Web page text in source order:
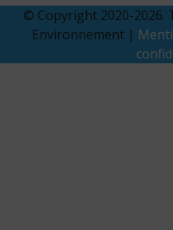
© Copyright 2020-2026.
Environnement |